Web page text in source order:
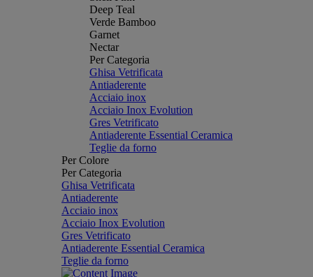
Deep Teal
Verde Bamboo
Garnet
Nectar
Per Categoria
Ghisa Vetrificata
Antiaderente
Acciaio inox
Acciaio Inox Evolution
Gres Vetrificato
Antiaderente Essential Ceramica
Teglie da forno
Per Colore
Per Categoria
Ghisa Vetrificata
Antiaderente
Acciaio inox
Acciaio Inox Evolution
Gres Vetrificato
Antiaderente Essential Ceramica
Teglie da forno